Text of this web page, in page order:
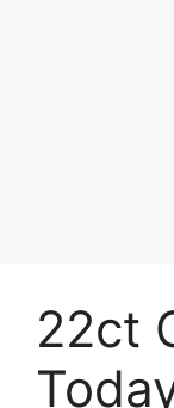
22ct